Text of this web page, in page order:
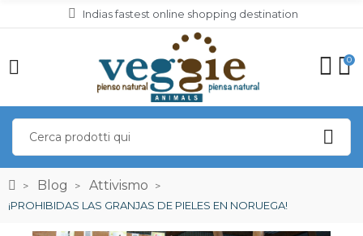
Indias fastest online shopping destination
0
Blog Attivismo
¡PROHIBIDAS LAS GRANJAS DE PIELES EN NORUEGA!